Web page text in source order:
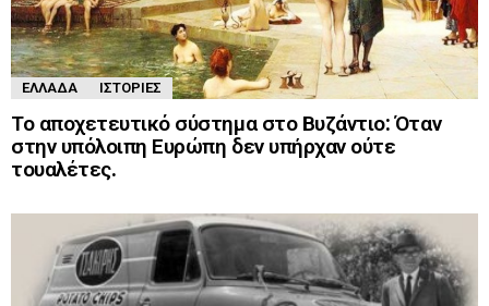
ΕΛΛΆΔΑ ΙΣΤΟΡΊΕΣ
Το αποχετευτικό σύστημα στο Βυζάντιο: Όταν
στην υπόλοιπη Ευρώπη δεν υπήρχαν ούτε
τουαλέτες.